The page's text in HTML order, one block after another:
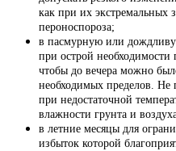
как при их экстремальных
пероноспороза;
в пасмурную или
при острой необходимости
чтобы до вечера можно
необходимых пределов. Не
при недостаточной
влажности грунта и
в летние месяцы для
избыток которой